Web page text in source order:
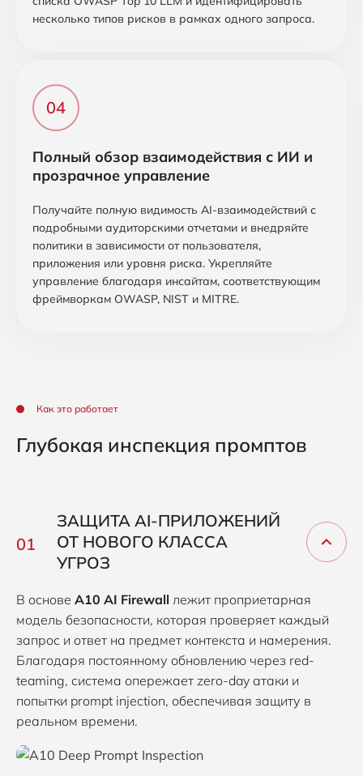
несколько типов рисков в рамках одного запроса.
Полный обзор взаимодействия с ИИ и
прозрачное управление
Получайте полную видимость AI-взаимодействий с
подробными аудиторскими отчетами и внедряйте
политики в зависимости от пользователя,
приложения или уровня риска. Укрепляйте
управление благодаря инсайтам, соответствующим
фреймворкам OWASP, NIST и MITRE.
Как это работает
Глубокая инспекция промптов
ЗАЩИТА AI-ПРИЛОЖЕНИЙ
ОТ НОВОГО КЛАССА
УГРОЗ
В основе A10 AI Firewall лежит проприетарная
модель безопасности, которая проверяет каждый
запрос и ответ на предмет контекста и намерения.
Благодаря постоянному обновлению через red-
teaming, система опережает zero-day атаки и
попытки prompt injection, обеспечивая защиту в
реальном времени.